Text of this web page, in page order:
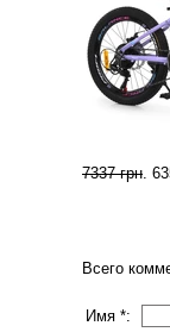
7337 грн.
Всего
Имя *: